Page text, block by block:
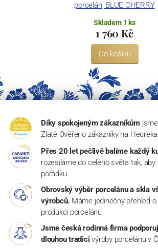
porcelán, BLUE CHERRY
Skladem 1 ks
1 760 Kč
Do košíku
Díky spokojeným zákazníkům
Zlaté Ověřeno zákazníky na
Přes 20 let pečlivě balíme každý
rozesíláme do celého světa tak, aby
pořádku.
Obrovský výběr porcelánu a skla
výrobců. Máme jedinečný přehled
produkci porcelánu
Jsme česká rodinná firma
dlouhou tradici výroby porcelánu v